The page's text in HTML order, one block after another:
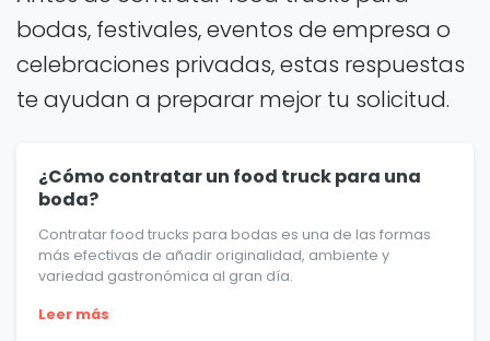
bodas, festivales, eventos de empresa o
celebraciones privadas, estas respuestas
te ayudan a preparar mejor tu solicitud.
¿Cómo contratar un food truck para una
boda?
Contratar food trucks para bodas es una de las formas
más efectivas de añadir originalidad, ambiente y
variedad gastronómica al gran día.
Leer más